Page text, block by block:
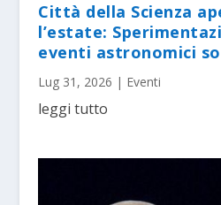
Città della Scienza
l’estate:
eventi astronomici
Lug 31, 2026 | Eventi
leggi tutto